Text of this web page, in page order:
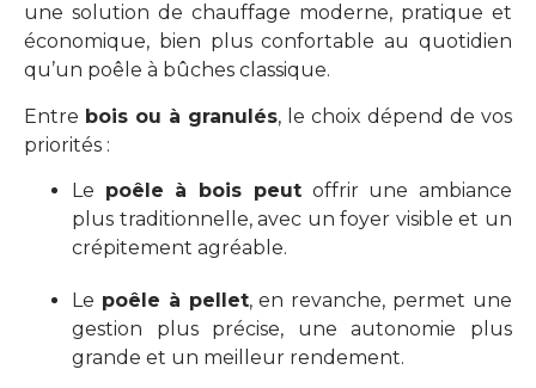
une solution de chauffage moderne, pratique et
économique, bien plus confortable au quotidien
qu’un poêle à bûches classique.
Entre bois ou à granulés, le choix dépend de vos
priorités :
Le poêle à bois peutoffrir une ambiance
plus traditionnelle, avec un foyer visible et un
crépitement agréable.
Le poêle à pellet, en revanche, permet une
gestion plus précise, une autonomie plus
grande et un meilleur rendement.